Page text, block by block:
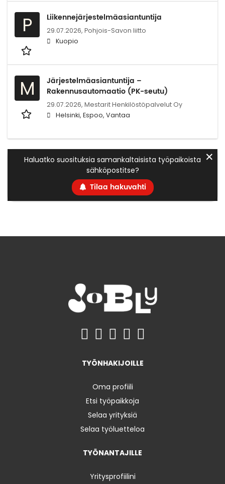
P Liikennejärjestelmäasiantuntija
29.07.2026, Pohjois-Savon liitto
Kuopio
M
Järjestelmäasiantuntija –
Rakennusautomaatio (PK-seutu)
29.07.2026, Mestarit Henkilöstöpalvelut Oy
Helsinki, Espoo, Vantaa
Haluatko suosituksia samankaltaisista työpaikoista
sähköpostitse?
Tilaa hakuvahti
✕
TYÖNHAKIJOILLE
Oma profiili
Etsi työpaikkoja
Selaa yrityksiä
Selaa työluetteloa
TYÖNANTAJILLE
Yritysprofiilini